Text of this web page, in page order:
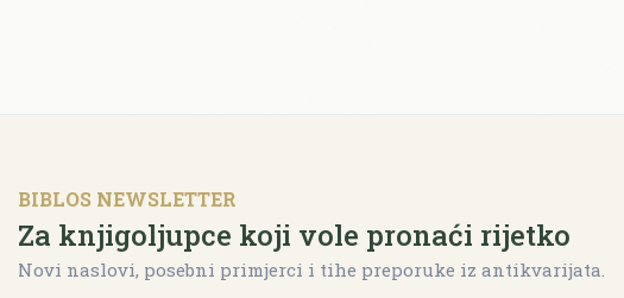
BIBLOS NEWSLETTER
Za knjigoljupce koji vole pronaći rijetko
Novi naslovi, posebni primjerci i tihe preporuke iz antikvarijata.